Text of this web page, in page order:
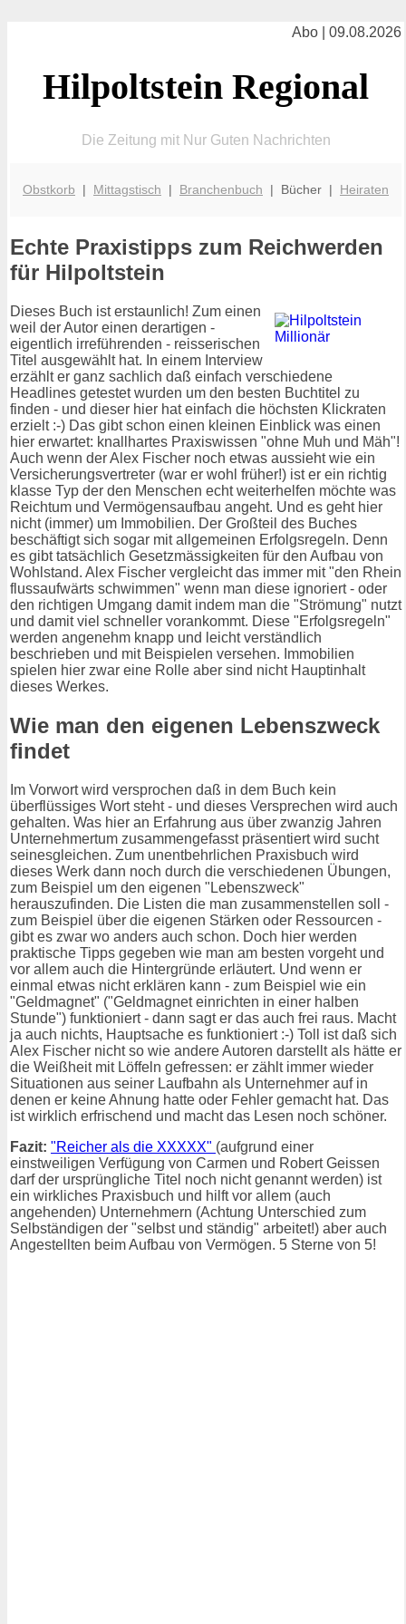
Abo | 09.08.2026
Hilpoltstein Regional
Die Zeitung mit Nur Guten Nachrichten
Obstkorb | Mittagstisch | Branchenbuch | Bücher | Heiraten
Echte Praxistipps zum Reichwerden
für Hilpoltstein
Dieses Buch ist erstaunlich! Zum einen
weil der Autor einen derartigen -
eigentlich irreführenden - reisserischen
Titel ausgewählt hat. In einem Interview
erzählt er ganz sachlich daß einfach verschiedene
Headlines getestet wurden um den besten Buchtitel zu
finden - und dieser hier hat einfach die höchsten Klickraten
erzielt :-) Das gibt schon einen kleinen Einblick was einen
hier erwartet: knallhartes Praxiswissen "ohne Muh und Mäh"!
Auch wenn der Alex Fischer noch etwas aussieht wie ein
Versicherungsvertreter (war er wohl früher!) ist er ein richtig
klasse Typ der den Menschen echt weiterhelfen möchte was
Reichtum und Vermögensaufbau angeht. Und es geht hier
nicht (immer) um Immobilien. Der Großteil des Buches
beschäftigt sich sogar mit allgemeinen Erfolgsregeln. Denn
es gibt tatsächlich Gesetzmässigkeiten für den Aufbau von
Wohlstand. Alex Fischer vergleicht das immer mit "den Rhein
flussaufwärts schwimmen" wenn man diese ignoriert - oder
den richtigen Umgang damit indem man die "Strömung" nutzt
und damit viel schneller vorankommt. Diese "Erfolgsregeln"
werden angenehm knapp und leicht verständlich
beschrieben und mit Beispielen versehen. Immobilien
spielen hier zwar eine Rolle aber sind nicht Hauptinhalt
dieses Werkes.
Wie man den eigenen Lebenszweck
findet
Im Vorwort wird versprochen daß in dem Buch kein
überflüssiges Wort steht - und dieses Versprechen wird auch
gehalten. Was hier an Erfahrung aus über zwanzig Jahren
Unternehmertum zusammengefasst präsentiert wird sucht
seinesgleichen. Zum unentbehrlichen Praxisbuch wird
dieses Werk dann noch durch die verschiedenen Übungen,
zum Beispiel um den eigenen "Lebenszweck"
herauszufinden. Die Listen die man zusammenstellen soll -
zum Beispiel über die eigenen Stärken oder Ressourcen -
gibt es zwar wo anders auch schon. Doch hier werden
praktische Tipps gegeben wie man am besten vorgeht und
vor allem auch die Hintergründe erläutert. Und wenn er
einmal etwas nicht erklären kann - zum Beispiel wie ein
"Geldmagnet" ("Geldmagnet einrichten in einer halben
Stunde") funktioniert - dann sagt er das auch frei raus. Macht
ja auch nichts, Hauptsache es funktioniert :-) Toll ist daß sich
Alex Fischer nicht so wie andere Autoren darstellt als hätte er
die Weißheit mit Löffeln gefressen: er zählt immer wieder
Situationen aus seiner Laufbahn als Unternehmer auf in
denen er keine Ahnung hatte oder Fehler gemacht hat. Das
ist wirklich erfrischend und macht das Lesen noch schöner.
Fazit: "Reicher als die XXXXX" (aufgrund einer
einstweiligen Verfügung von Carmen und Robert Geissen
darf der ursprüngliche Titel noch nicht genannt werden) ist
ein wirkliches Praxisbuch und hilft vor allem (auch
angehenden) Unternehmern (Achtung Unterschied zum
Selbständigen der "selbst und ständig" arbeitet!) aber auch
Angestellten beim Aufbau von Vermögen. 5 Sterne von 5!